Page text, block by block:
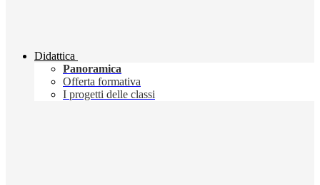
Didattica
Panoramica
Offerta formativa
I progetti delle classi